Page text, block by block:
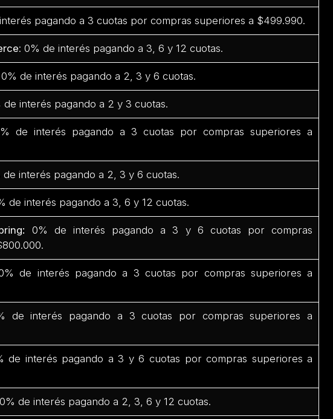
pagando a 3 cuotas por compras superiores a $499.990.
: 0% de interés pagando a 3, 6 y 12 cuotas.
0% de interés pagando a 2, 3 y 6 cuotas.
de interés pagando a 2 y 3 cuotas.
de interés pagando a 3 cuotas por compras superiores a
de interés pagando a 2, 3 y 6 cuotas.
de interés pagando a 3, 6 y 12 cuotas.
0% de interés pagando a 3 y 6 cuotas por compras
de interés pagando a 3 cuotas por compras superiores a
de interés pagando a 3 cuotas por compras superiores a
de interés pagando a 3 y 6 cuotas por compras superiores a
de interés pagando a 2, 3, 6 y 12 cuotas.